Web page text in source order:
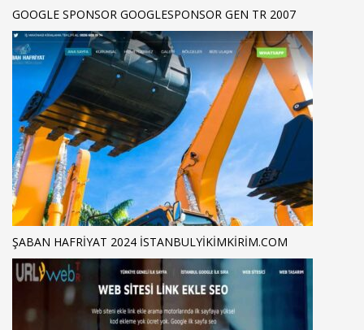
GOOGLE SPONSOR GOOGLESPONSOR GEN TR 2007
ŞABAN HAFRİYAT 2024 ISTANBULYIKIMKIRIM.COM